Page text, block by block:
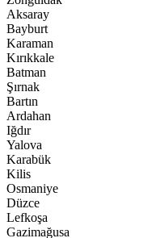
Aksaray
Bayburt
Karaman
Kırıkkale
Batman
Şırnak
Bartın
Ardahan
Iğdır
Yalova
Karabük
Kilis
Osmaniye
Düzce
Lefkoşa
Gazimağusa